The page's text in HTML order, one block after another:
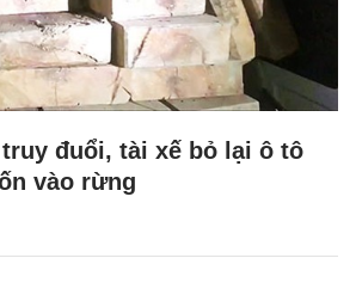
truy đuổi, tài xế bỏ lại ô tô
vào rừng